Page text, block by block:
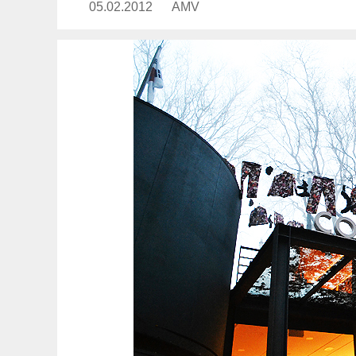
Publicado
05.02.2012 https://www.experimenta.es/
AMV